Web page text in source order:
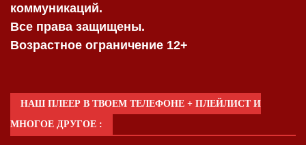
коммуникаций.
Все права защищены.
Возрастное ограничение 12+
НАШ ПЛЕЕР В ТВОЕМ ТЕЛЕФОНЕ + ПЛЕЙЛИСТ И
МНОГОЕ ДРУГОЕ :